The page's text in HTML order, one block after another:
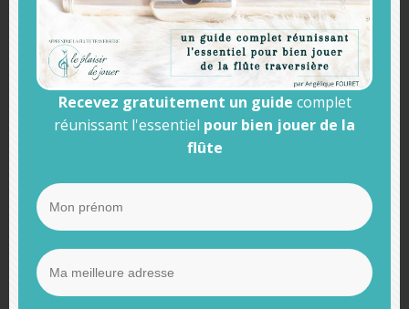
Pour bien respirer, vous devez libérer la cage thoracique et
les poumons. Vous devez donc respirer dans la partie
basse de votre abdomen.
Essayez de vous concentrer sur une respiration basse et
Visualisez le mouvement de l’air. Cela vous détendra
automatiquement et soulagera les tensions de votre gorge
Attention ! Vous ne devez absolument pas forcer votre
Recevez gratuitement un guide complet
réunissant l'essentiel pour bien jouer de la
flûte